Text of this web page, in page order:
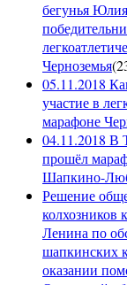
бегунья
Черноземья(
05.11.2018
участие в
марафоне
04.11.2018 В
прошёл
Шапкино-
Решение
колхозников
Ленина по
шапкинских
оказании